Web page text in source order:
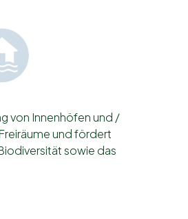
von Innenhöfen und /
und fördert
sowie das